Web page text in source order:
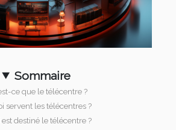
Sommaire
ce que le télécentre ?
servent les télécentres ?
est destiné le télécentre ?